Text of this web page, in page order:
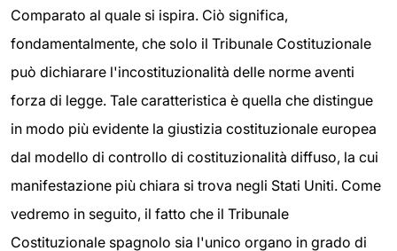
Comparato al quale si ispira. Ciò significa,
fondamentalmente, che solo il Tribunale Costituzionale
può dichiarare l'incostituzionalità delle norme aventi
forza di legge. Tale caratteristica è quella che distingue
in modo più evidente la giustizia costituzionale europea
dal modello di controllo di costituzionalità diffuso, la cui
manifestazione più chiara si trova negli Stati Uniti. Come
vedremo in seguito, il fatto che il Tribunale
Costituzionale spagnolo sia l'unico organo in grado di